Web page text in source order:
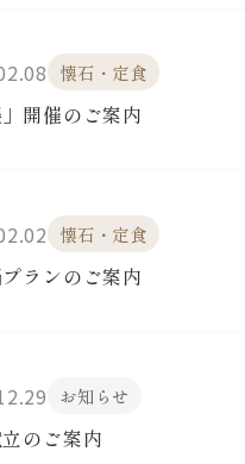
懐石・定食
」開催のご案内
懐石・定食
ランのご案内
お知らせ
のご案内